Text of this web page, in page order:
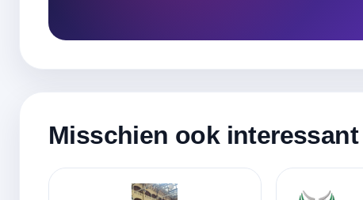
Misschien ook interessant